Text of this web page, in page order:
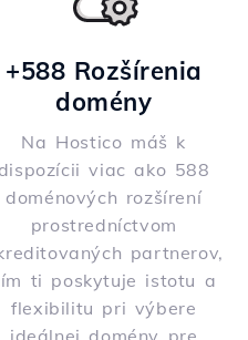
+588 Rozšírenia
domény
Na Hostico máš k
dispozícii viac ako 588
doménových rozšírení
prostredníctvom
partnerov,
ti poskytuje istotu a
flexibilitu pri výbere
ideálnej domény pre